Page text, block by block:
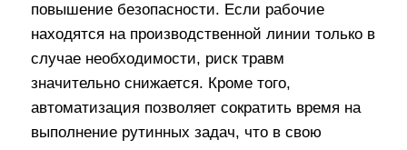
повышение безопасности. Если рабочие
находятся на производственной линии только в
случае необходимости, риск травм
значительно снижается. Кроме того,
автоматизация позволяет сократить время на
выполнение рутинных задач, что в свою